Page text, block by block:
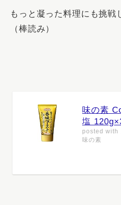
もっと凝った料理にも挑戦
（棒読み）
味の素
塩
posted with
味の素